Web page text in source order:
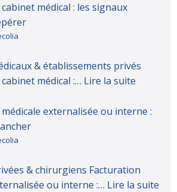
médical : les signaux
& établissements privés
médical :… Lire la suite
externalisée ou interne :
& chirurgiens Facturation
ou interne :… Lire la suite